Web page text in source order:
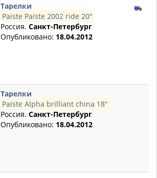
Тарелки
Paiste Paiste 2002 ride 20"
Россия. Санкт-Петербург
Опубликовано: 18.04.2012
Тарелки
Paiste Alpha brilliant china 18"
Россия. Санкт-Петербург
Опубликовано: 18.04.2012